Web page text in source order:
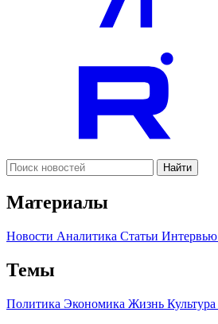
Найти
Материалы
Новости Аналитика Статьи Интервью
Темы
Политика Экономика Жизнь Культура